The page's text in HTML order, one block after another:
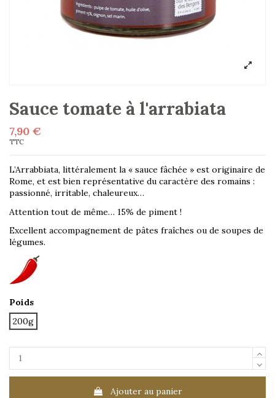
Sauce tomate à l'arrabiata
7,90 €
TTC
L’Arrabbiata, littéralement la « sauce fâchée » est originaire de
Rome, et est bien représentative du caractère des romains :
passionné, irritable, chaleureux…
Attention tout de même… 15% de piment !
Excellent accompagnement de pâtes fraîches ou de soupes de
légumes.
Poids
200g
Ajouter au panier